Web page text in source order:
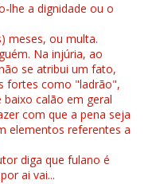
lhe a dignidade ou o
meses, ou multa.
Na injúria, ao
se atribui um fato,
fortes como "ladrão",
calão em geral
com que a pena seja
elementos referentes a
diga que fulano é
ai vai...